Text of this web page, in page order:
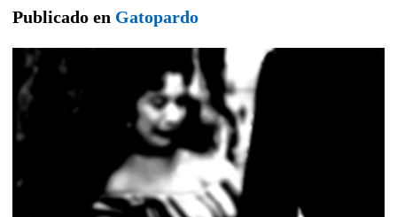
Publicado en Gatopardo